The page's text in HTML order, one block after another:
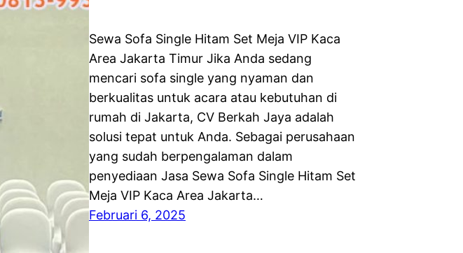
Sewa Sofa Single Hitam Set Meja VIP Kaca
Area Jakarta Timur Jika Anda sedang
mencari sofa single yang nyaman dan
berkualitas untuk acara atau kebutuhan di
rumah di Jakarta, CV Berkah Jaya adalah
solusi tepat untuk Anda. Sebagai perusahaan
yang sudah berpengalaman dalam
penyediaan Jasa Sewa Sofa Single Hitam Set
Meja VIP Kaca Area Jakarta…
Februari 6, 2025